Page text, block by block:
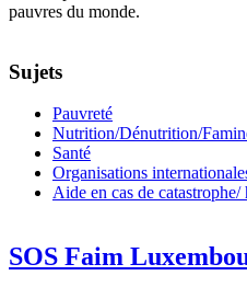
pauvres du monde.
Sujets
Pauvreté
Nutrition/Dénutrition/
Santé
Organisations
Aide en cas de catastrophe/
SOS Faim